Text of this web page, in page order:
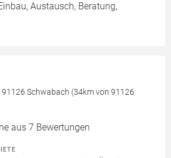
Austausch, Beratung,
Schwabach (34km von 91126
aus 7 Bewertungen